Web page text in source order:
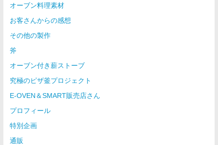
オーブン料理素材
お客さんからの感想
その他の製作
斧
オーブン付き薪ストーブ
究極のピザ釜プロジェクト
E-OVEN＆SMART販売店さん
プロフィール
特別企画
通販